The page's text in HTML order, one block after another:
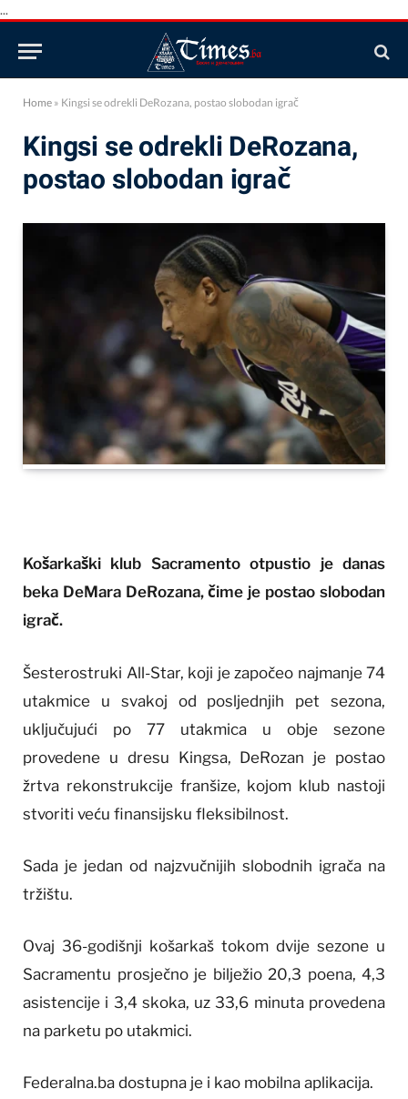
...
Home » Kingsi se odrekli DeRozana, postao slobodan igrač
Kingsi se odrekli DeRozana,
postao slobodan igrač
Košarkaški klub Sacramento otpustio je danas
beka DeMara DeRozana, čime je postao slobodan
igrač.
Šesterostruki All-Star, koji je započeo najmanje 74
utakmice u svakoj od posljednjih pet sezona,
uključujući po 77 utakmica u obje sezone
provedene u dresu Kingsa, DeRozan je postao
žrtva rekonstrukcije franšize, kojom klub nastoji
stvoriti veću finansijsku fleksibilnost.
Sada je jedan od najzvučnijih slobodnih igrača na
tržištu.
Ovaj 36-godišnji košarkaš tokom dvije sezone u
Sacramentu prosječno je bilježio 20,3 poena, 4,3
asistencije i 3,4 skoka, uz 33,6 minuta provedena
na parketu po utakmici.
Federalna.ba dostupna je i kao mobilna aplikacija.